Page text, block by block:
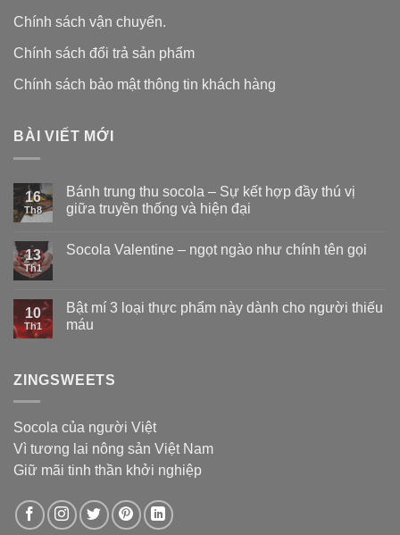
Chính sách vận chuyển.
Chính sách đổi trả sản phẩm
Chính sách bảo mật thông tin khách hàng
BÀI VIẾT MỚI
16
Th8
Bánh trung thu socola – Sự kết hợp đầy thú vị
giữa truyền thống và hiện đại
13
Th1
Socola Valentine – ngọt ngào như chính tên gọi
10
Th1
Bật mí 3 loại thực phẩm này dành cho người thiếu
máu
ZINGSWEETS
Socola của người Việt
Vì tương lai nông sản Việt Nam
Giữ mãi tinh thần khởi nghiệp